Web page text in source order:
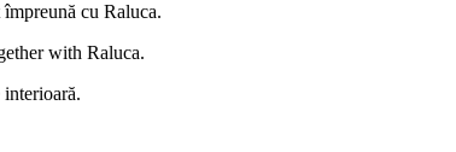
cu Raluca.
with Raluca.